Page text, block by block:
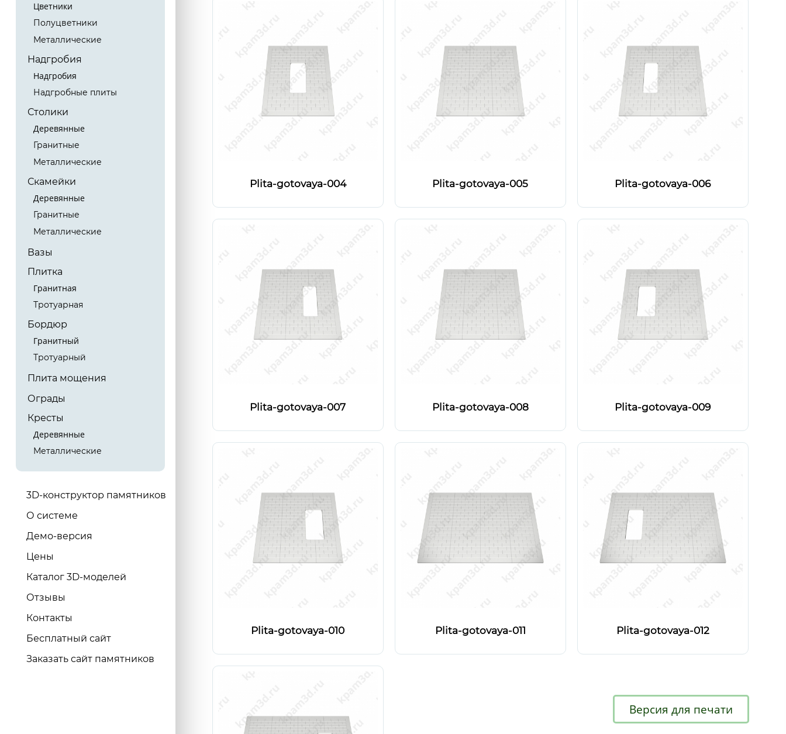
Цветники
Полуцветники
Металлические
Надгробия
Надгробия
Надгробные плиты
Столики
Деревянные
Гранитные
Металлические
Скамейки
Деревянные
Гранитные
Металлические
Вазы
Плитка
Гранитная
Тротуарная
Бордюр
Гранитный
Тротуарный
Плита мощения
Ограды
Кресты
Деревянные
Металлические
3D-конструктор памятников
О системе
Демо-версия
Цены
Каталог 3D-моделей
Отзывы
Контакты
Бесплатный сайт
Заказать сайт памятников
Plita-gotovaya-004 Plita-gotovaya-005 Plita-gotovaya-006
Plita-gotovaya-007 Plita-gotovaya-008 Plita-gotovaya-009
Plita-gotovaya-010 Plita-gotovaya-011 Plita-gotovaya-012
Версия для печати